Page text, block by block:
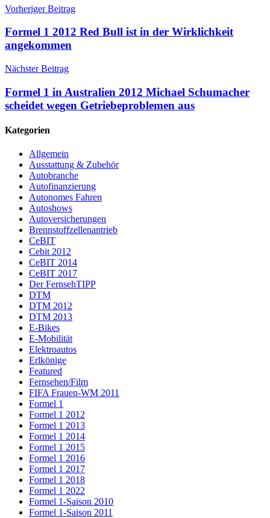
Vorheriger Beitrag
Formel 1 2012 Red Bull ist in der Wirklichkeit
angekommen
Nächster Beitrag
Formel 1 in Australien 2012 Michael Schumacher
scheidet wegen Getriebeproblemen aus
Kategorien
Allgemein
Ausstattung & Zubehör
Autobranche
Autofinanzierung
Autonomes Fahren
Autoshows
Autoversicherungen
Brennstoffzellenantrieb
CeBIT
Cebit 2012
CeBIT 2014
CeBIT 2017
Der FernsehTIPP
DTM
DTM 2012
DTM 2013
E-Bikes
E-Mobilität
Elektroautos
Erlkönige
Featured
Fernsehen/Film
FIFA Frauen-WM 2011
Formel 1
Formel 1 2012
Formel 1 2013
Formel 1 2014
Formel 1 2015
Formel 1 2016
Formel 1 2017
Formel 1 2018
Formel 1 2022
Formel 1-Saison 2010
Formel 1-Saison 2011